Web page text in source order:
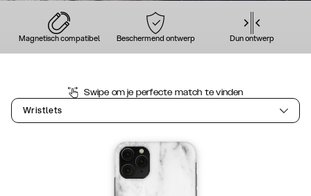
Magnetisch compatibel Beschermend ontwerp Dun ontwerp
Swipe om je perfecte match te vinden
Wristlets